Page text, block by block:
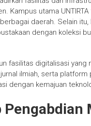
Kampus utama
daerah. Selain
dengan koleksi
fasilitas digitalisasi
ilmiah, serta platform
dengan kemajuan